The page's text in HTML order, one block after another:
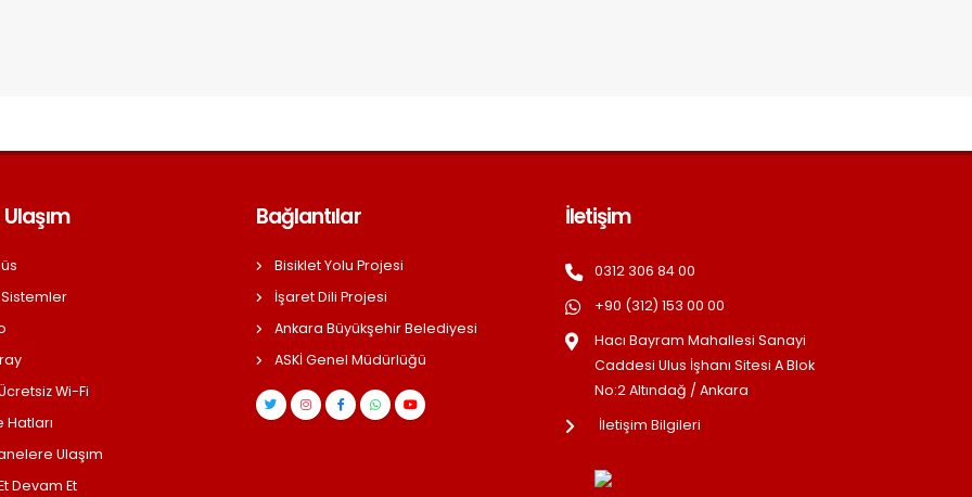
Sistemler
Wi-Fi
Hatları
Ulaşım
Devam Et
Bağlantılar
Bisiklet Yolu Projesi
İşaret Dili Projesi
Ankara Büyükşehir Belediyesi
ASKİ Genel Müdürlüğü
İletişim
0312 306 84 00
+90 (312) 153 00 00
Hacı Bayram Mahallesi Sanayi
Caddesi Ulus İşhanı Sitesi A Blok
No:2 Altındağ / Ankara
İletişim Bilgileri